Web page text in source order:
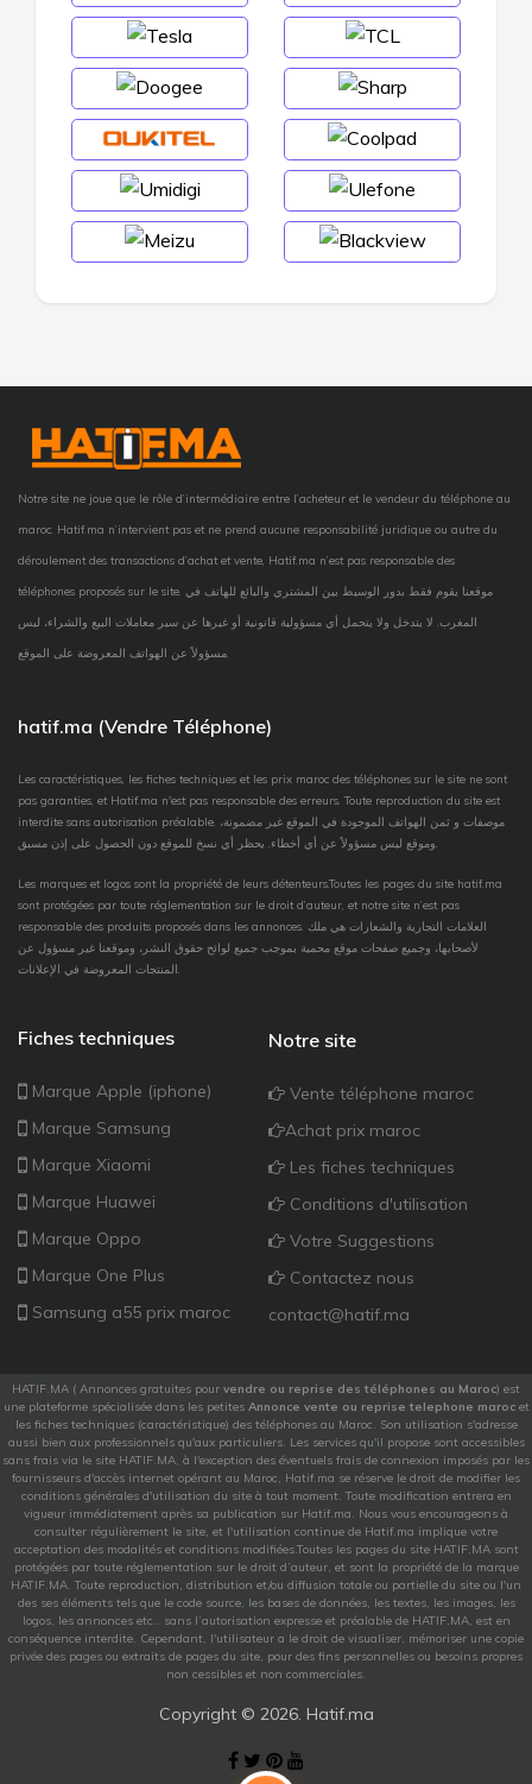
Notre site ne joue que le rôle d’intermédiaire entre l’acheteur et le vendeur du téléphone au
maroc. Hatif.ma n’intervient pas et ne prend aucune responsabilité juridique ou autre du
déroulement des transactions d’achat et vente, Hatif.ma n’est pas responsable des
téléphones proposés sur le site. موقعنا يقوم فقط بدور الوسيط بين المشتري والبائع للهاتف في
المغرب. لا يتدخل ولا يتحمل أي مسؤولية قانونية أو غيرها عن سير معاملات البيع والشراء، ليس
hatif.ma (Vendre Téléphone)
Les caractéristiques, les fiches techniques et les prix maroc des téléphones sur le site ne sont
pas garanties, et Hatif.ma n'est pas responsable des erreurs. Toute reproduction du site est
interdite sans autorisation préalable. موصفات و ثمن الهواتف الموجودة في الموقع غير مضمونة،
Les marques et logos sont la propriété de leurs détenteurs.Toutes les pages du site hatif.ma
sont protégées par toute réglementation sur le droit d’auteur, et notre site n’est pas
responsable des produits proposés dans les annonces. العلامات التجارية والشعارات هي ملك
لأصحابها، وجميع صفحات موقع محمية بموجب جميع لوائح حقوق النشر، وموقعنا غير مسؤول عن
Fiches techniques
Marque Apple (iphone)
Marque Samsung
Marque Xiaomi
Marque Huawei
Marque Oppo
Marque One Plus
Samsung a55 prix maroc
Notre site
Vente téléphone maroc
Achat prix maroc
Les fiches techniques
Conditions d'utilisation
Votre Suggestions
Contactez nous
contact@hatif.ma
HATIF.MA ( Annonces gratuites pour vendre ou reprise des téléphones au Maroc) est
une plateforme spécialisée dans les petites Annonce vente ou reprise telephone marocet
les fiches techniques (caractéristique) des téléphones au Maroc. Son utilisation s'adresse
aussi bien aux professionnels qu'aux particuliers. Les services qu'il propose sont accessibles
sans frais via le site HATIF.MA, à l'exception des éventuels frais de connexion imposés par les
fournisseurs d'accès internet opérant au Maroc, Hatif.ma se réserve le droit de modifier les
conditions générales d'utilisation du site à tout moment. Toute modification entrera en
vigueur immédiatement après sa publication sur Hatif.ma. Nous vous encourageons à
consulter régulièrement le site, et l'utilisation continue de Hatif.ma implique votre
acceptation des modalités et conditions modifiées.Toutes les pages du site HATIF.MA sont
protégées par toute réglementation sur le droit d’auteur, et sont la propriété de la marque
HATIF.MA. Toute reproduction, distribution et/ou diffusion totale ou partielle du site ou l'un
des ses éléments tels que le code source, les bases de données, les textes, les images, les
logos, les annonces etc.. sans l’autorisation expresse et préalable de HATIF.MA, est en
conséquence interdite. Cependant, l'utilisateur a le droit de visualiser, mémoriser une copie
privée des pages ou extraits de pages du site, pour des fins personnelles ou besoins propres
non cessibles et non commerciales.
Copyright © 2026. Hatif.ma
Facebook
X Pinterest